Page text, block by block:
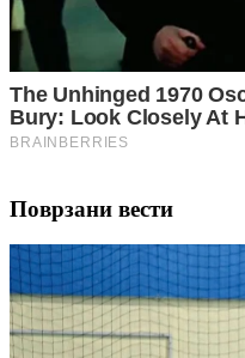
Поврзани вести